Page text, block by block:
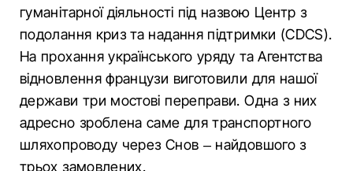
гуманітарної діяльності під назвою Центр з
подолання криз та надання підтримки (CDCS).
На прохання українського уряду та Агентства
відновлення французи виготовили для нашої
держави три мостові переправи. Одна з них
адресно зроблена саме для транспортного
шляхопроводу через Снов – найдовшого з
трьох замовлених.